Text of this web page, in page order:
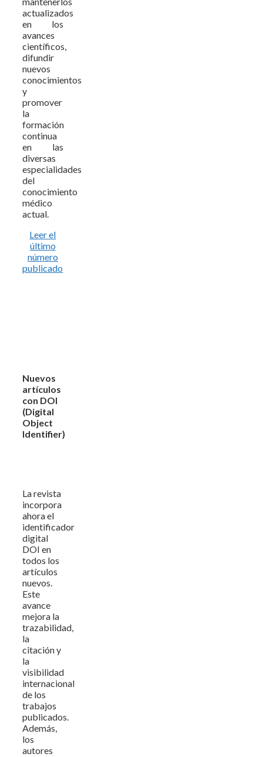
actualizados
en los
avances
científicos,
difundir
nuevos
conocimientos
y
promover
la
formación
continua
en las
diversas
especialidades
del
conocimiento
médico
actual.
Leer el
último
número
publicado
Nuevos
artículos
con DOI
(Digital
Object
Identifier)
La revista
incorpora
ahora el
identificador
digital
DOI en
todos los
artículos
nuevos.
Este
avance
mejora la
trazabilidad,
la
citación y
la
visibilidad
internacional
de los
trabajos
publicados.
Además,
los
autores